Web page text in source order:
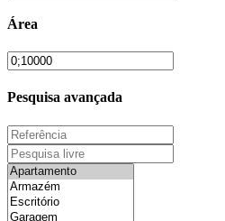
Área
Pesquisa avançada